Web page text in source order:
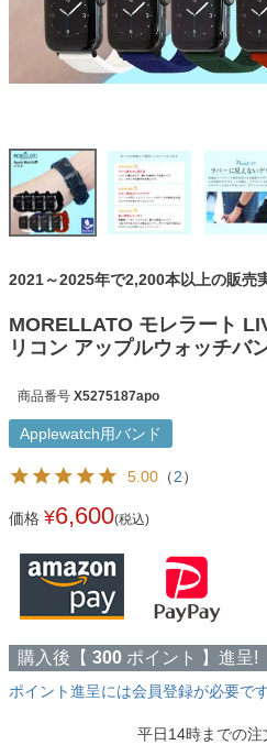
2021～2025年で2,200本以上の販売
MORELLATO モレラート
リコン アップルウォッチバ
商品番号 X5275187apo
Applewatch用バンド
5.00 （2）
価格 ¥6,600(税込)
購入後【 300 ポイント 】進呈!
ポイント進呈には会員登録が必要で
平日14時までの